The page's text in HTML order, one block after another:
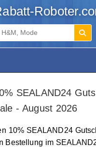
SEALAND24
- August 2026
10% SEALAND24
Bestellung im